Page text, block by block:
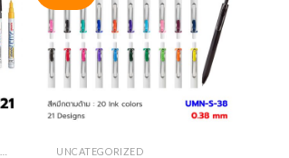
UNCATEGORIZED